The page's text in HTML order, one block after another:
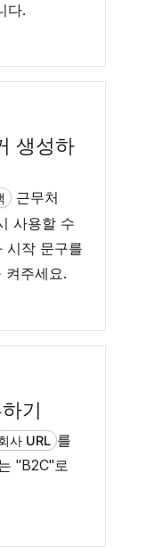
다.
생성하
근무처
사용할 수
시작 문구를
켜주세요.
기
사 URL 를
"B2C"로